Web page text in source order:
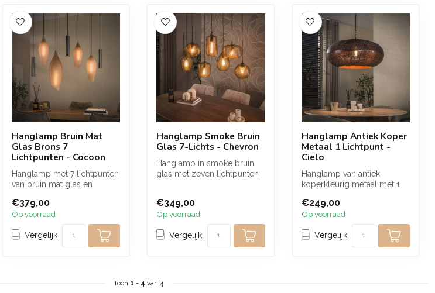
Hanglamp Bruin Mat
Glas Brons 7
Lichtpunten - Cocoon
Hanglamp met 7 lichtpunten
van bruin mat glas en
glaze...
€379,00
Op voorraad
Vergelijk
Hanglamp Smoke Bruin
Glas 7-Lichts - Chevron
Hanglamp in smoke bruin
glas met zeven lichtpunten
€349,00
Op voorraad
Vergelijk
Hanglamp Antiek Koper
Metaal 1 Lichtpunt -
Cielo
Hanglamp van antiek
koperkleurig metaal met 1
geperfor...
€249,00
Op voorraad
Vergelijk
Toon 1 - 4 van 4